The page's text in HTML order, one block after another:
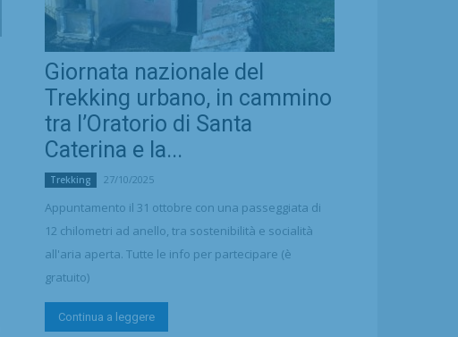
Giornata nazionale del
Trekking urbano, in cammino
tra l’Oratorio di Santa
Caterina e la...
Trekking 27/10/2025
Appuntamento il 31 ottobre con una passeggiata di
12 chilometri ad anello, tra sostenibilità e socialità
all'aria aperta. Tutte le info per partecipare (è
gratuito)
Continua a leggere